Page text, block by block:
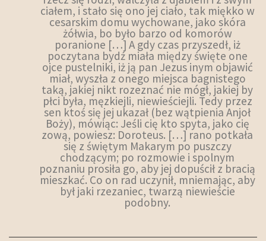
ciałem, i stało się ono jej ciało, tak miękko w
cesarskim domu wychowane, jako skóra
żółwia, bo było barzo od komorów
poranione […] A gdy czas przyszedł, iż
poczytana bydź miała między święte one
ojce pustelniki, iż ją pan Jezus inym objawić
miał, wyszła z onego miejsca bagnistego
taką, jakiej nikt rozeznać nie mógł, jakiej by
płci była, męzkiejli, niewieściejli. Tedy przez
sen ktoś się jej ukazał (bez wątpienia Anjoł
Boży), mówiąc: Jeśli cię kto spyta, jako cię
zową, powiesz: Doroteus. […] rano potkała
się z świętym Makarym po puszczy
chodzącym; po rozmowie i spolnym
poznaniu prosiła go, aby jej dopuścił z bracią
mieszkać. Co on rad uczynił, mniemając, aby
był jaki rzezaniec, twarzą niewieście
podobny.